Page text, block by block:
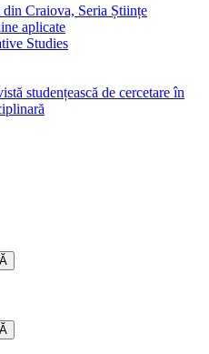
Craiova, Seria Științe
aplicate
Studies
studențească de cercetare în